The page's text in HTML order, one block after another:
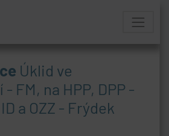
Úklid ve
FM, na HPP, DPP -
a OZZ - Frýdek